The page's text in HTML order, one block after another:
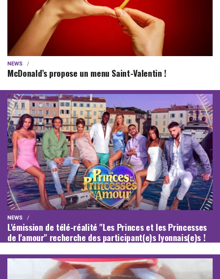
NEWS
McDonald’s propose un menu Saint-Valentin !
NEWS
L'émission de télé-réalité "Les Princes et les Princesses
de l'amour" recherche des participant(e)s lyonnais(e)s !